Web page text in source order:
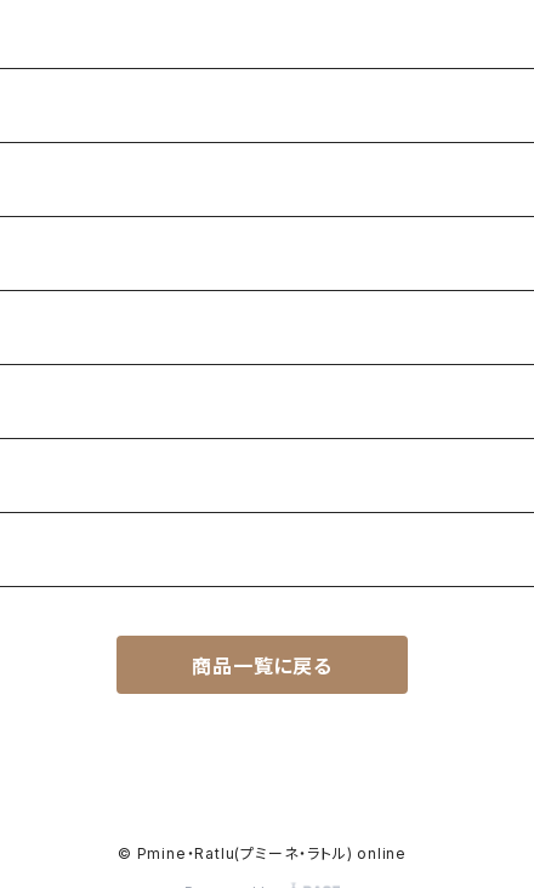
商品一覧に戻る
© Pmine・Ratlu(プミーネ・ラトル) online